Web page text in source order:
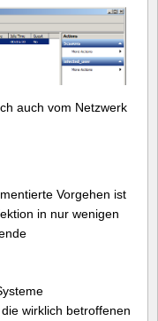
auch vom Netzwerk
Vorgehen ist
in nur wenigen
wirklich betroffenen